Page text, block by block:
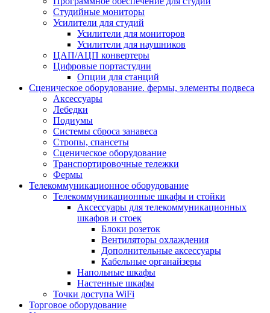
Студийные мониторы
Усилители для студий
Усилители для мониторов
Усилители для наушников
ЦАП/АЦП конвертеры
Цифровые портастудии
Опции для станций
Сценическое оборудование. фермы, элементы подвеса
Аксессуары
Лебедки
Подиумы
Системы сброса занавеса
Стропы, спансеты
Сценическое оборудование
Транспортировочные тележки
Фермы
Телекоммуникационное оборудование
Телекоммуникационные шкафы и стойки
Аксессуары для телекоммуникационных
шкафов и стоек
Блоки розеток
Вентиляторы охлаждения
Дополнительные аксессуары
Кабельные органайзеры
Напольные шкафы
Настенные шкафы
Точки доступа WiFi
Торговое оборудование